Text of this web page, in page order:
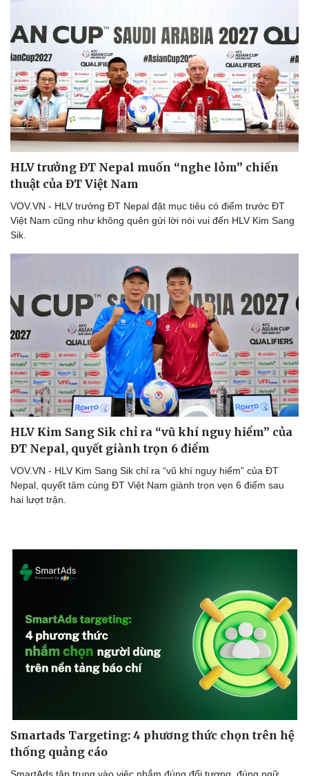
HLV trưởng ĐT Nepal muốn “nghe lỏm” chiến
thuật của ĐT Việt Nam
VOV.VN - HLV trưởng ĐT Nepal đặt mục tiêu có điểm trước ĐT
Việt Nam cũng như không quên gửi lời nói vui đến HLV Kim Sang
Sik.
HLV Kim Sang Sik chỉ ra “vũ khí nguy hiểm” của
ĐT Nepal, quyết giành trọn 6 điểm
VOV.VN - HLV Kim Sang Sik chỉ ra “vũ khí nguy hiểm” của ĐT
Nepal, quyết tâm cùng ĐT Việt Nam giành trọn vẹn 6 điểm sau
hai lượt trận.
Smartads Targeting: 4 phương thức chọn trên hệ
thống quảng cáo
SmartAds tập trung vào việc nhắm đúng đối tượng, đúng ngữ